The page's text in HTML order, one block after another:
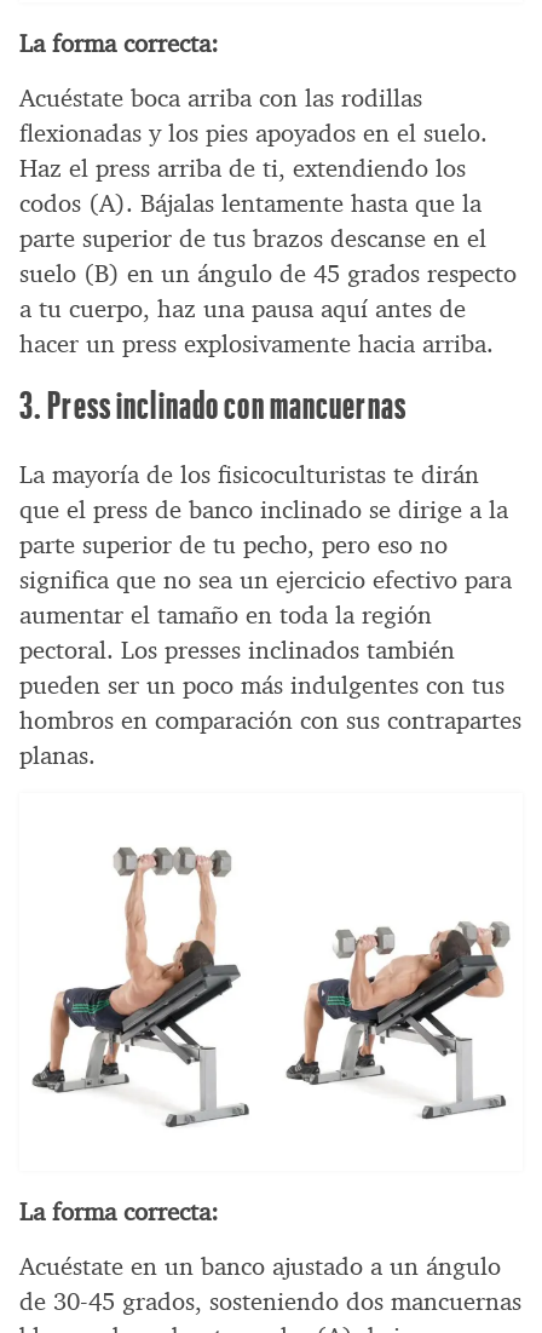
La forma correcta:
Acuéstate boca arriba con las rodillas
flexionadas y los pies apoyados en el suelo.
Haz el press arriba de ti, extendiendo los
codos (A). Bájalas lentamente hasta que la
parte superior de tus brazos descanse en el
suelo (B) en un ángulo de 45 grados respecto
a tu cuerpo, haz una pausa aquí antes de
hacer un press explosivamente hacia arriba.
3. Press inclinado con mancuernas
La mayoría de los fisicoculturistas te dirán
que el press de banco inclinado se dirige a la
parte superior de tu pecho, pero eso no
significa que no sea un ejercicio efectivo para
aumentar el tamaño en toda la región
pectoral. Los presses inclinados también
pueden ser un poco más indulgentes con tus
hombros en comparación con sus contrapartes
planas.
La forma correcta:
Acuéstate en un banco ajustado a un ángulo
de 30-45 grados, sosteniendo dos mancuernas